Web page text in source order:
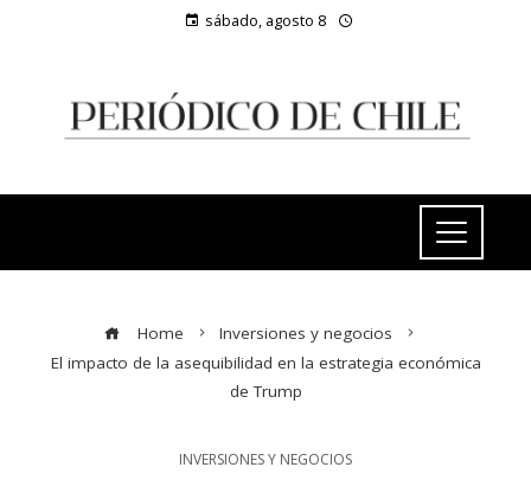
sábado, agosto 8
Home
Inversiones y negocios
El impacto de la asequibilidad en la estrategia económica
de Trump
INVERSIONES Y NEGOCIOS